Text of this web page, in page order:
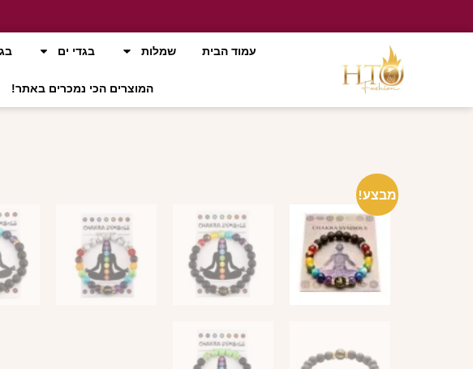
עמוד הבית
שמלות בגדי ים
המוצרים הכי נמכרים באתר!
מבצע!